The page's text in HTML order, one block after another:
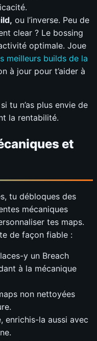
ou l’inverse. Peu de
clear ? Le bossing
optimale. Joue
meilleurs builds de la
à jour pour t’aider à
tu n’as plus envie de
la rentabilité.
et
tu débloques des
mécaniques
tes maps.
de façon fiable :
y un Breach
à la mécanique
non nettoyées
enrichis-la aussi avec